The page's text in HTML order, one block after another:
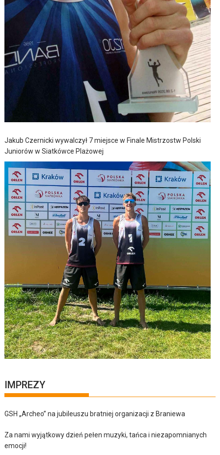
Jakub Czernicki wywalczył 7 miejsce w Finale Mistrzostw Polski
Juniorów w Siatkówce Plażowej
IMPREZY
GSH „Archeo” na jubileuszu bratniej organizacji z Braniewa
Za nami wyjątkowy dzień pełen muzyki, tańca i niezapomnianych
emocji!